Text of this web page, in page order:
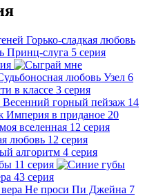
Горько-сладкая любовь
Принц-слуга 5 серия
Узел 6
в классе 3 серия
Весенний горный пейзаж 14
Империя в приданое 20
вселенная 12 серия
любовь 12 серия
алгоритм 4 серия
11 серия
43 серия
Не проси Пи Джейна 7